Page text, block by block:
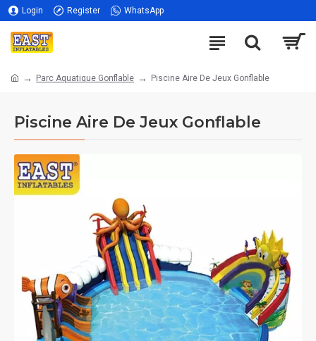
Login Register WhatsApp
Parc Aquatique Gonflable Piscine Aire De Jeux Gonflable
Piscine Aire De Jeux Gonflable